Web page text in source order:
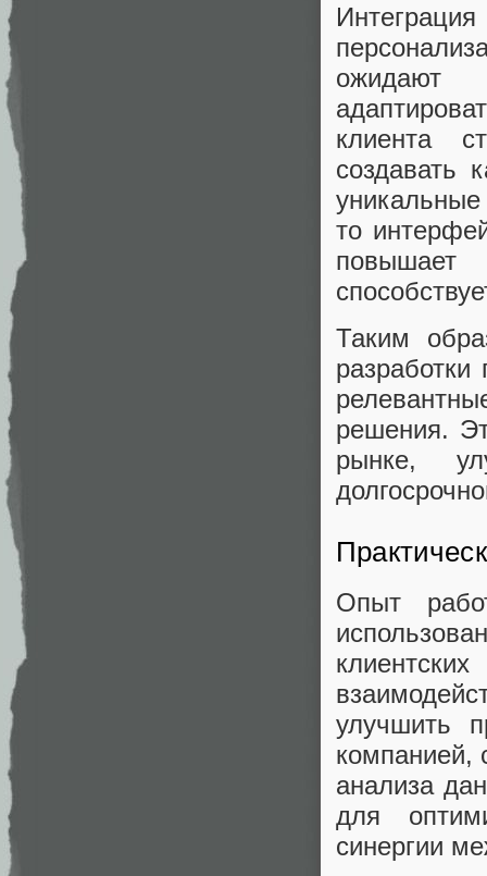
ожидают
клиента
создавать
уникальные
то
повышает
Таким
решения.
рынке,
Опыт
улучшить
компанией,
анализа
для
синергии